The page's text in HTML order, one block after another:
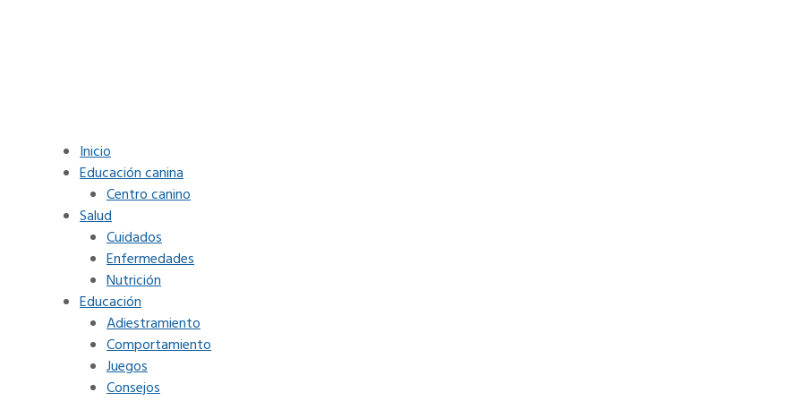
Inicio
Educación canina
Centro canino
Salud
Cuidados
Enfermedades
Nutrición
Educación
Adiestramiento
Comportamiento
Juegos
Consejos